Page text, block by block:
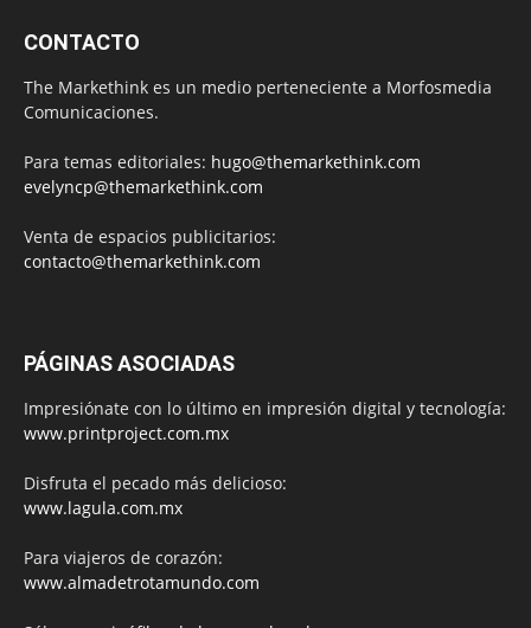
CONTACTO
The Markethink es un medio perteneciente a Morfosmedia
Comunicaciones.
Para temas editoriales: hugo@themarkethink.com
evelyncp@themarkethink.com
Venta de espacios publicitarios:
contacto@themarkethink.com
PÁGINAS ASOCIADAS
Impresiónate con lo último en impresión digital y tecnología:
www.printproject.com.mx
Disfruta el pecado más delicioso:
www.lagula.com.mx
Para viajeros de corazón:
www.almadetrotamundo.com